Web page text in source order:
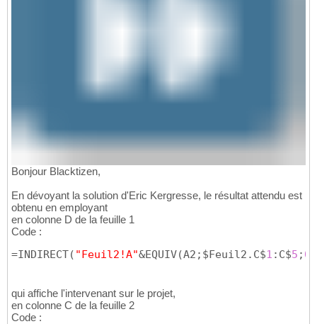
Bonjour Blacktizen,
En dévoyant la solution d'Eric Kergresse, le résultat attendu est
obtenu en employant
en colonne D de la feuille 1
Code :
=INDIRECT( "Feuil2!A"&EQUIV(A2;$Feuil2.C$1 :C$5 ; 0
qui affiche l'intervenant sur le projet,
en colonne C de la feuille 2
Code :